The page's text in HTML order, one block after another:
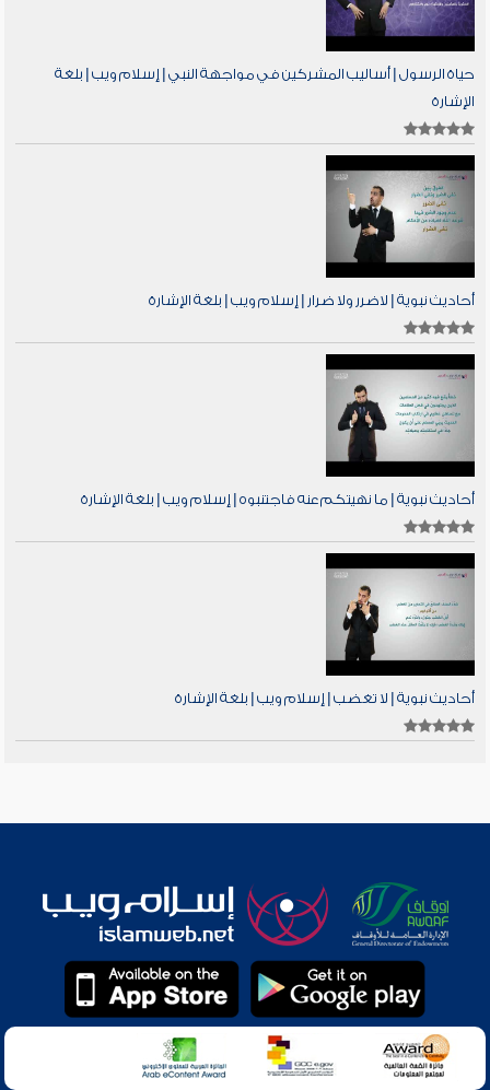
حياة الرسول | أساليب المشركين في مواجهة النبي | إسلام ويب | بلغة
الإشارة
أحاديث نبوية | لاضرر ولا ضرار | إسلام ويب | بلغة الإشارة
أحاديث نبوية | ما نهيتكم عنه فاجتنبوه | إسلام ويب | بلغة الإشارة
أحاديث نبوية | لا تغضب | إسلام ويب | بلغة الإشارة